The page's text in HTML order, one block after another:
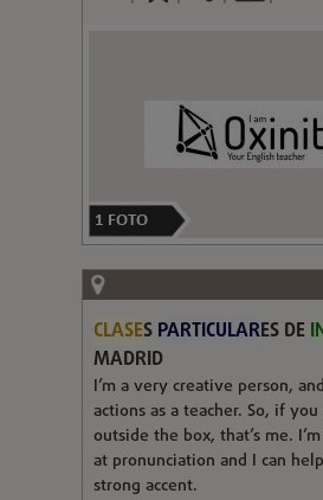
1 FOTO
CLASES PARTICULARES DE
MADRID
I’m a very creative person,
actions as a teacher. So, if
outside the box, that’s me.
at pronunciation and I can
strong accent.